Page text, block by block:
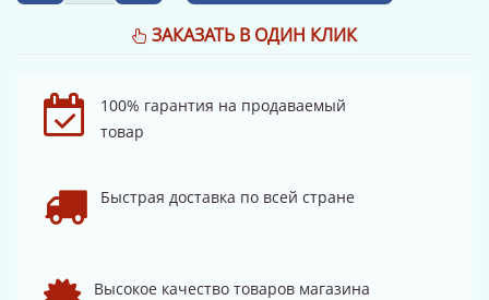
ЗАКАЗАТЬ В ОДИН КЛИК
100% гарантия на продаваемый
товар
Быстрая доставка по всей стране
Высокое качество товаров магазина